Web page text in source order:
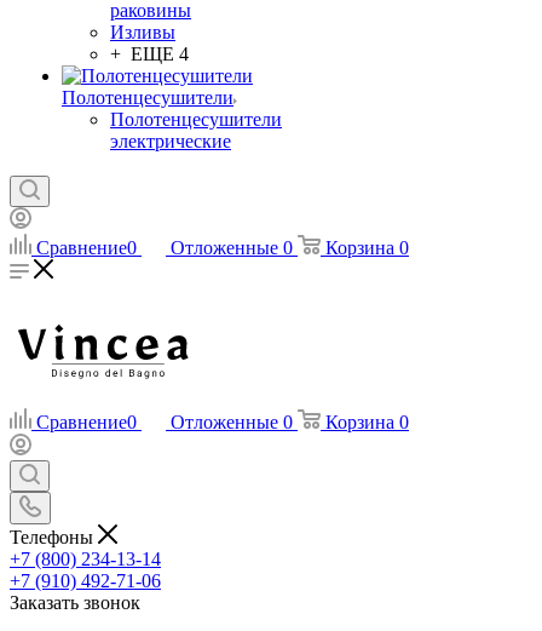
раковины
Изливы
+ ЕЩЕ 4
Полотенцесушители
Полотенцесушители
электрические
Сравнение0 Отложенные 0 Корзина 0
Сравнение0 Отложенные 0 Корзина 0
Телефоны
+7 (800) 234-13-14
+7 (910) 492-71-06
Заказать звонок